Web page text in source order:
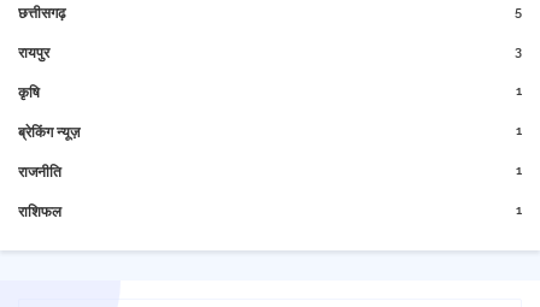
छत्तीसगढ़ 5
रायपुर 3
कृषि 1
ब्रेकिंग न्यूज़ 1
राजनीति 1
राशिफल 1